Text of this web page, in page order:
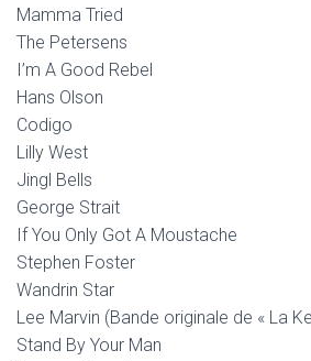
Mamma Tried
The Petersens
I’m A Good Rebel
Hans Olson
Codigo
Lilly West
Jingl Bells
George Strait
If You Only Got A Moustache
Stephen Foster
Wandrin Star
Lee Marvin (Bande originale de « La
Stand By Your Man